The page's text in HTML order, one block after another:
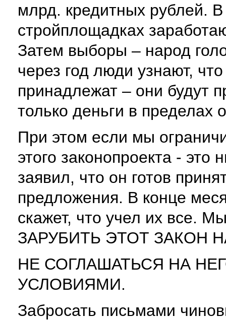
млрд. кредитных рублей.
стройплощадках
Затем выборы – народ
через год люди узнают,
принадлежат – они будут
только деньги в пределах
При этом если мы
этого законопроекта - это
заявил, что он готов
предложения. В конце
скажет, что учел их все.
ЗАРУБИТЬ ЭТОТ ЗАКОН
НЕ СОГЛАШАТЬСЯ НА
УСЛОВИЯМИ.
Забросать письмами